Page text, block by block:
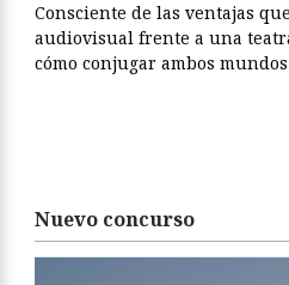
Consciente de las ventajas
audiovisual frente a una
cómo conjugar ambos
Nuevo concurso